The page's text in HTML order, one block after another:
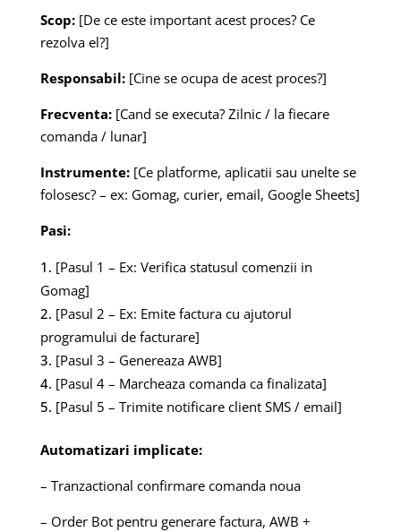
Scop:[De ce este important acest proces? Ce
rezolva el?]
Responsabil:[Cine se ocupa de acest proces?]
Frecventa:[Cand se executa? Zilnic / la fiecare
comanda / lunar]
Instrumente:[Ce platforme, aplicatii sau unelte se
folosesc? – ex: Gomag, curier, email, Google Sheets]
Pasi:
[Pasul 1 – Ex: Verifica statusul comenzii in
Gomag]
[Pasul 2 – Ex: Emite factura cu ajutorul
programului de facturare]
[Pasul 3 – Genereaza AWB]
[Pasul 4 – Marcheaza comanda ca finalizata]
[Pasul 5 – Trimite notificare client SMS / email]
Automatizari implicate:
– Tranzactional confirmare comanda noua
– Order Bot pentru generare factura, AWB +